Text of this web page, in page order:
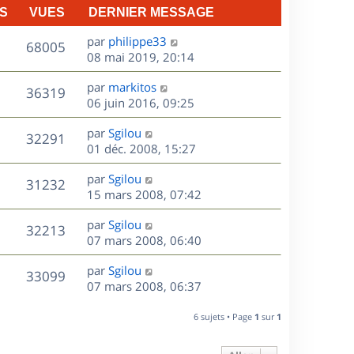
VUES DERNIER MESSAGE
68005V
u
D
e
r
n
i
e
r
m
e
s
s
a
g
e
par philippe33
08 mai 2019, 20:14
36319V
u
s
D
e
r
n
i
e
r
m
e
s
s
a
g
e
par markitos
06 juin 2016, 09:25
32291
u
e
s
D
e
r
n
i
e
r
m
e
s
s
par Sgilou
01 déc. 2008, 15:27
31232V
u
e
s
D
e
r
n
i
e
r
m
par Sgilou
15 mars 2008, 07:42
32213V
u
D
e
r
n
i
par Sgilou
07 mars 2008, 06:40
33099V
D
e
par Sgilou
07 mars 2008, 06:37
6 sujets • Page 1 sur 1